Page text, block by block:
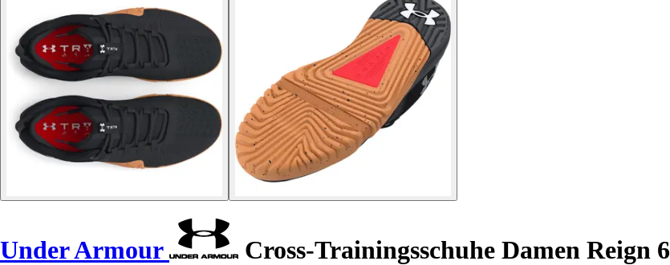
Under Armour Cross-Trainingsschuhe Damen Reign 6